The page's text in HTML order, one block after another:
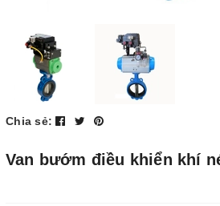
Chia sẻ:
Van bướm điều khiển khí